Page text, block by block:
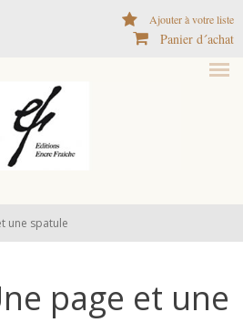
Ajouter à votre liste
Panier d´achat
une spatule
page et une